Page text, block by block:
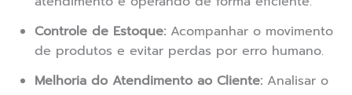
Controle de Estoque: Acompanhar o movimento
de produtos e evitar perdas por erro humano.
Melhoria do Atendimento ao Cliente: Analisar o